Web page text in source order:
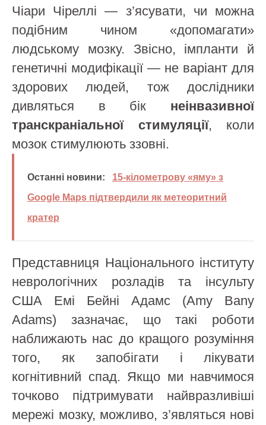
Чіари Чіреллі — з’ясувати, чи можна
подібним чином «допомагати»
людському мозку. Звісно, імпланти й
генетичні модифікації — не варіант для
здорових людей, тож дослідники
дивляться в бік неінвазивної
транскраніальної стимуляції, коли
мозок стимулюють ззовні.
Останні новини:
15-кілометрову «яму» з
Google Maps підтвердили як метеоритний
кратер
Представниця Національного інституту
неврологічних розладів та інсульту
США Емі Бейні Адамс (Amy Bany
Adams) зазначає, що такі роботи
наближають нас до кращого розуміння
того, як запобігати і лікувати
когнітивний спад. Якщо ми навчимося
точково підтримувати найвразливіші
мережі мозку, можливо, з’являться нові